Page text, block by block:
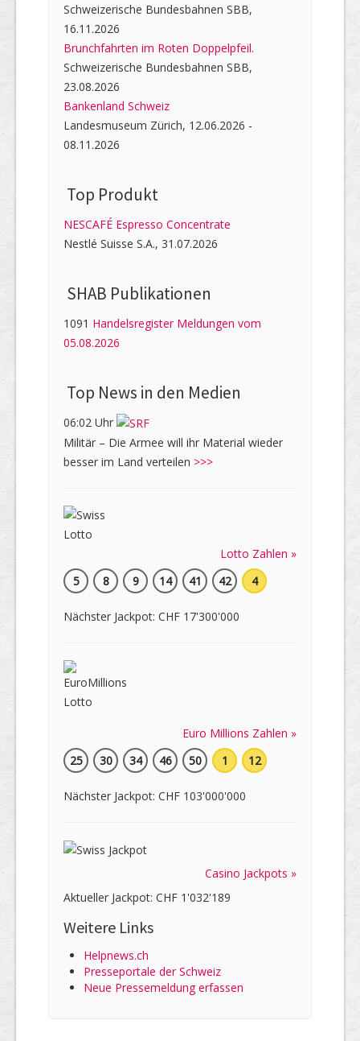
Schweizerische Bundesbahnen SBB,
16.11.2026
Brunchfahrten im Roten Doppelpfeil.
Schweizerische Bundesbahnen SBB,
23.08.2026
Bankenland Schweiz
Landesmuseum Zürich, 12.06.2026 -
08.11.2026
Top Produkt
NESCAFÉ Espresso Concentrate
Nestlé Suisse S.A., 31.07.2026
SHAB Publi­kati­onen
1091 Handelsregister Meldungen vom
05.08.2026
Top News in den Medien
06:02 Uhr
Militär – Die Armee will ihr Material wieder
besser im Land verteilen >>>
Lotto Zahlen »
5
8 9 14 41 42 4
Nächster Jackpot: CHF 17'300'000
Euro Millions Zahlen »
25
30 34 46 50 1 12
Nächster Jackpot: CHF 103'000'000
Casino Jackpots »
Aktueller Jackpot: CHF 1'032'189
Weitere Links
Helpnews.ch
Presseportale der Schweiz
Neue Pressemeldung erfassen